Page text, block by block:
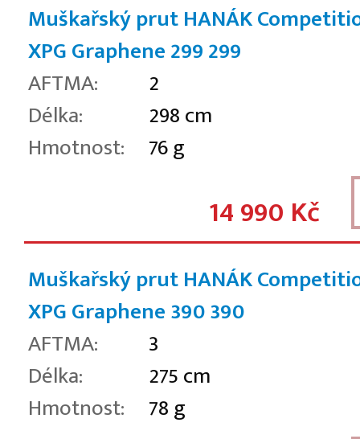
Muškařský prut HANÁK
XPG Graphene 299299
AFTMA:
2
Délka:
298 cm
Hmotnost:
76 g
14 990 Kč
Muškařský prut HANÁK
XPG Graphene 390390
AFTMA:
3
Délka:
275 cm
Hmotnost:
78 g